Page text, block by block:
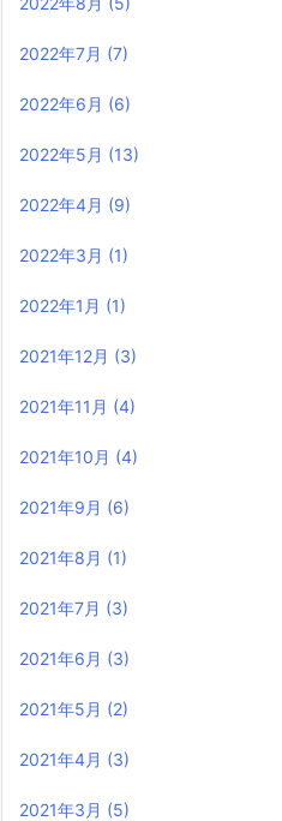
2022年7月 (7)
2022年6月 (6)
2022年5月 (13)
2022年4月 (9)
2022年3月 (1)
2022年1月 (1)
2021年12月 (3)
2021年11月 (4)
2021年10月 (4)
2021年9月 (6)
2021年8月 (1)
2021年7月 (3)
2021年6月 (3)
2021年5月 (2)
2021年4月 (3)
2021年3月 (5)